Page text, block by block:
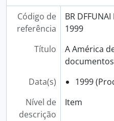
Código de
referência
BR
1999
Título
A América
Data(s)
1999
Nível de
descrição
Item